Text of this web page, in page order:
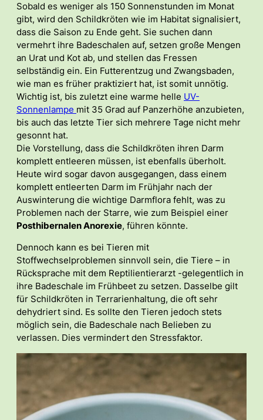
Sobald es weniger als 150 Sonnenstunden im Monat
gibt, wird den Schildkröten wie im Habitat signalisiert,
dass die Saison zu Ende geht. Sie suchen dann
vermehrt ihre Badeschalen auf, setzen große Mengen
an Urat und Kot ab, und stellen das Fressen
selbständig ein. Ein Futterentzug und Zwangsbaden,
wie man es früher praktiziert hat, ist somit unnötig.
Wichtig ist, bis zuletzt eine warme helle UV-
Sonnenlampe mit 35 Grad auf Panzerhöhe anzubieten,
bis auch das letzte Tier sich mehrere Tage nicht mehr
gesonnt hat.
Die Vorstellung, dass die Schildkröten ihren Darm
komplett entleeren müssen, ist ebenfalls überholt.
Heute wird sogar davon ausgegangen, dass einem
komplett entleerten Darm im Frühjahr nach der
Auswinterung die wichtige Darmflora fehlt, was zu
Problemen nach der Starre, wie zum Beispiel einer
Posthibernalen Anorexie, führen könnte.
Dennoch kann es bei Tieren mit
Stoffwechselproblemen sinnvoll sein, die Tiere – in
Rücksprache mit dem Reptilientierarzt -gelegentlich in
ihre Badeschale im Frühbeet zu setzen. Dasselbe gilt
für Schildkröten in Terrarienhaltung, die oft sehr
dehydriert sind. Es sollte den Tieren jedoch stets
möglich sein, die Badeschale nach Belieben zu
verlassen. Dies vermindert den Stressfaktor.